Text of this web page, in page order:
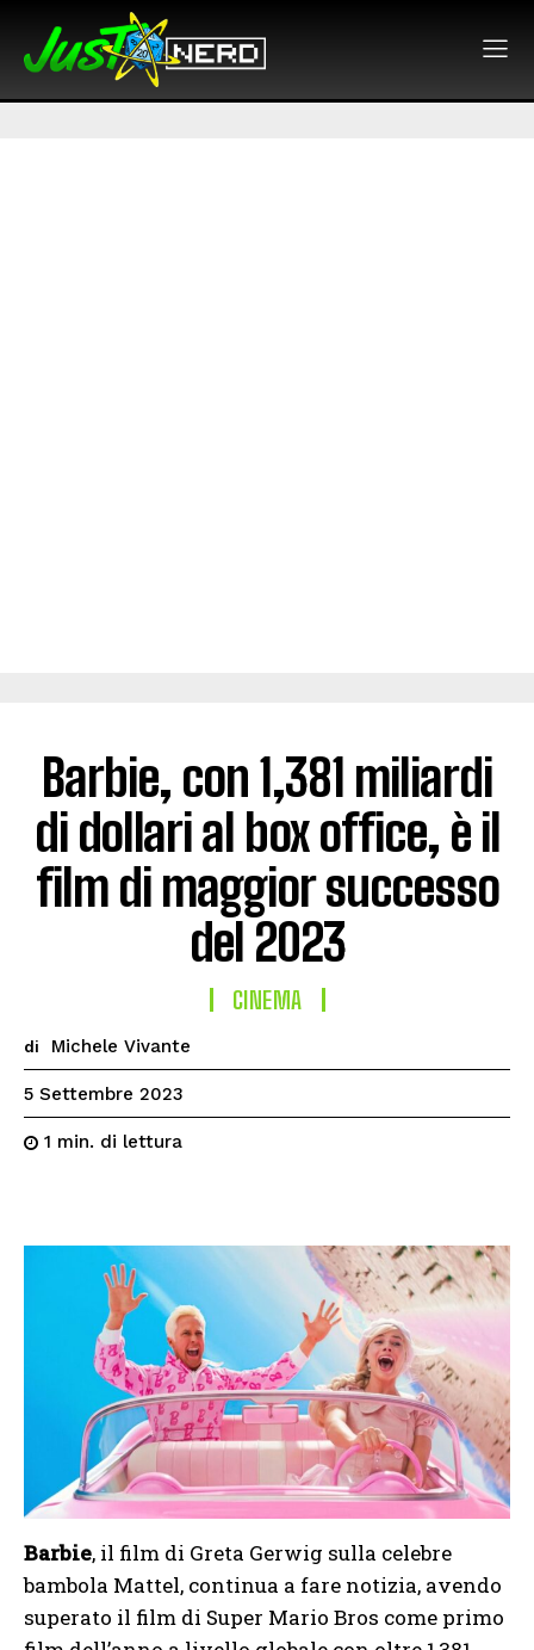
Barbie, con 1,381 miliardi
di dollari al box office, è il
film di maggior successo
del 2023
CINEMA
di Michele Vivante
5 Settembre 2023
1 min. di lettura
Barbie, il film di Greta Gerwig sulla celebre
bambola Mattel, continua a fare notizia, avendo
superato il film di Super Mario Bros come primo